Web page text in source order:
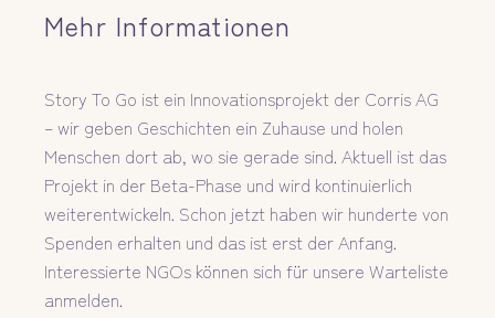
Mehr Informationen
Story To Go ist ein Innovationsprojekt der Corris AG
– wir geben Geschichten ein Zuhause und holen
Menschen dort ab, wo sie gerade sind. Aktuell ist das
Projekt in der Beta-Phase und wird kontinuierlich
weiterentwickeln. Schon jetzt haben wir hunderte von
Spenden erhalten und das ist erst der Anfang.
Interessierte NGOs können sich für unsere Warteliste
anmelden.